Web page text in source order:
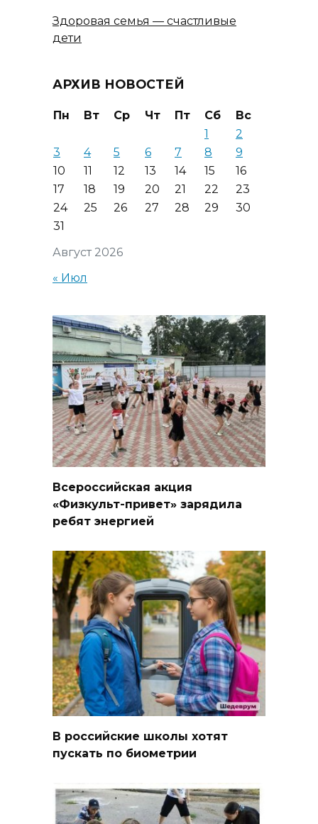
Здоровая семья — счастливые
дети
АРХИВ НОВОСТЕЙ
Август 2026
Пн Вт Ср Чт Пт Сб
Вс
1
2
3
4 5 6 7 8
9
10
11 12 13 14 15
16
17
18 19 20 21 22
23
24
25 26 27 28 29
30
31
« Июл
Всероссийская акция
«Физкульт-привет» зарядила
ребят энергией
В российские школы хотят
пускать по биометрии